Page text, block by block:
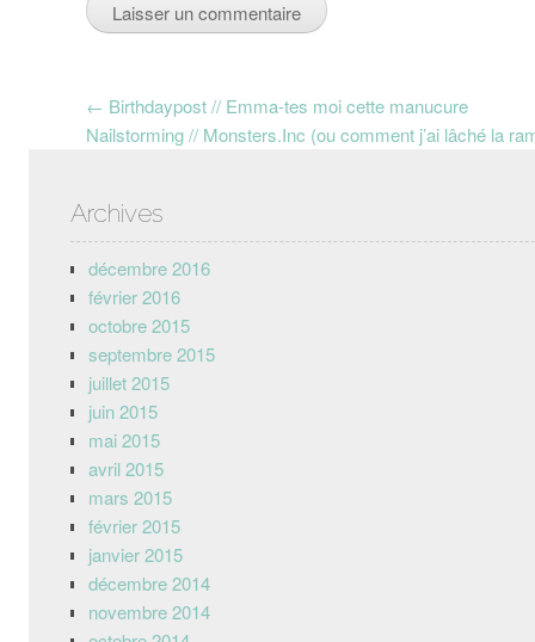
Post navigation
← Birthdaypost // Emma-tes moi cette manucure
Nailstorming // Monsters.Inc (ou comment j’ai lâché la
Archives
décembre 2016
février 2016
octobre 2015
septembre 2015
juillet 2015
juin 2015
mai 2015
avril 2015
mars 2015
février 2015
janvier 2015
décembre 2014
novembre 2014